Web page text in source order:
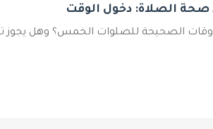
الصلاة: دخول الوقت
الصحيحة للصلوات الخمس؟ وهل يجوز